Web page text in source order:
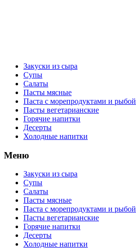
Закуски из сыра
Супы
Салаты
Пасты мясные
Паста с морепродуктами и рыбой
Пасты вегетарианские
Горячие напитки
Десерты
Холодные напитки
Меню
Закуски из сыра
Супы
Салаты
Пасты мясные
Паста с морепродуктами и рыбой
Пасты вегетарианские
Горячие напитки
Десерты
Холодные напитки